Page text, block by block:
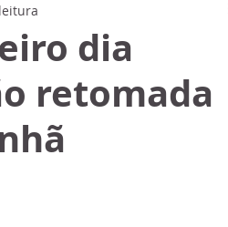
dia
retomada